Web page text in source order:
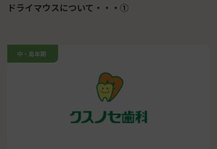
ドライマウスについて・・・①
中・高年期